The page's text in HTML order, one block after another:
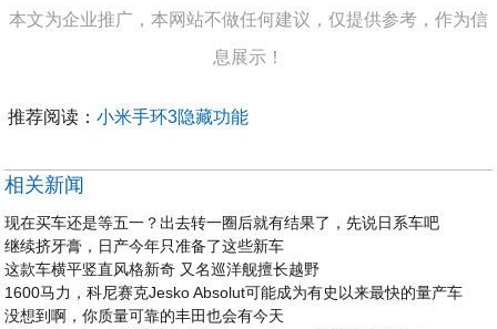
本文为企业推广，本网站不做任何建议，仅提供参考，作为信
息展示！
推荐阅读：小米手环3隐藏功能
相关新闻
现在买车还是等五一？出去转一圈后就有结果了，先说日系车吧
继续挤牙膏，日产今年只准备了这些新车
这款车横平竖直风格新奇 又名巡洋舰擅长越野
1600马力，科尼赛克Jesko Absolut可能成为有史以来最快的量产车
没想到啊，你质量可靠的丰田也会有今天